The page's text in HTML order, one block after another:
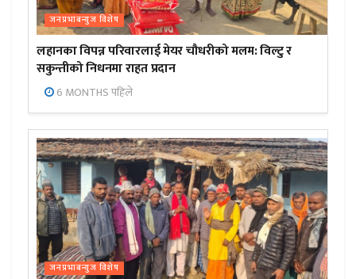
जनप्रभाबन्युज विशेष
लहानका विपन्न परिवारलाई मेयर चौधरीको मलम: विल्टु र
सकुन्तीको निधनमा राहत प्रदान
6 MONTHS पहिले
जनप्रभाबन्युज विशेष